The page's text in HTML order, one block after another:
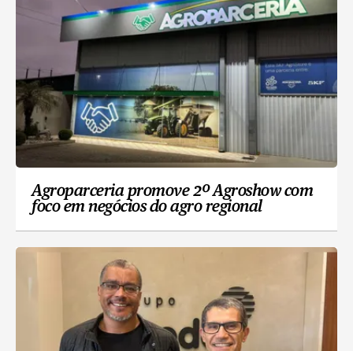
Agroparceria promove 2º Agroshow com
foco em negócios do agro regional